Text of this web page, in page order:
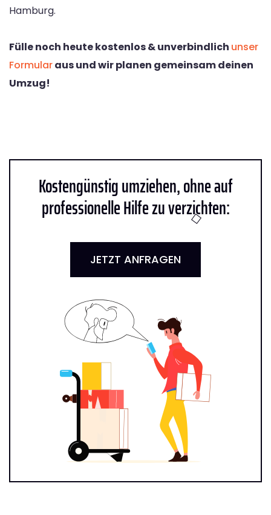
Hamburg.
Fülle noch heute kostenlos & unverbindlich unser
Formularaus und wir planen gemeinsam deinen
Umzug!
Kostengünstig umziehen, ohne auf
professionelle Hilfe zu verzichten:
JETZT ANFRAGEN